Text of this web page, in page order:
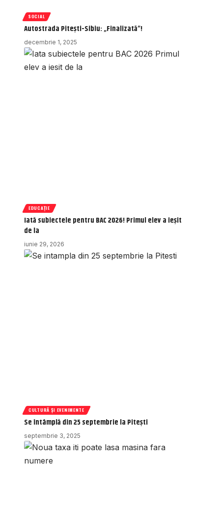
SOCIAL
Autostrada Pitești-Sibiu: „Finalizată”!
decembrie 1, 2025
EDUCAȚIE
Iată subiectele pentru BAC 2026! Primul elev a ieșit
de la
iunie 29, 2026
CULTURĂ ȘI EVENIMENTE
Se întâmplă din 25 septembrie la Pitești
septembrie 3, 2025